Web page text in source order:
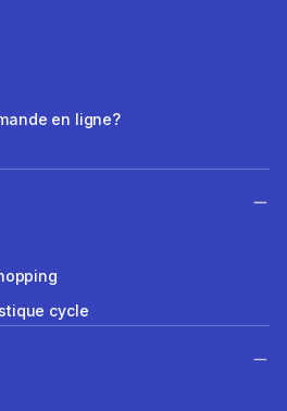
en ligne?
cycle